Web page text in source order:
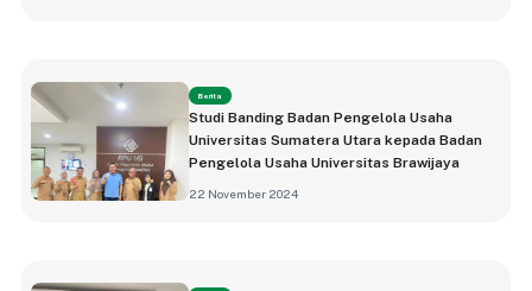
Berita
Studi Banding Badan Pengelola Usaha
Universitas Sumatera Utara kepada Badan
Pengelola Usaha Universitas Brawijaya
22 November 2024